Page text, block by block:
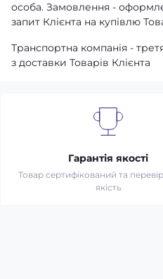
особа. Замовлення -
запит Клієнта на купівлю
Транспортна компанія -
з доставки Товарів Клієнта
Гарантія якості
Товар сертифікований та
якість